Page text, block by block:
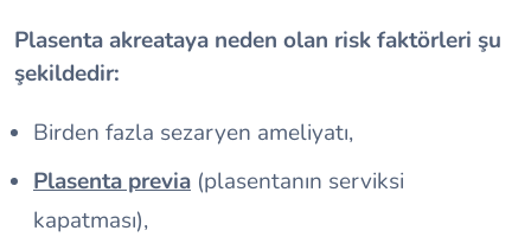
Plasenta akreataya neden olan risk faktörleri şu
şekildedir:
Birden fazla sezaryen ameliyatı,
Plasenta previa (plasentanın serviksi
kapatması),